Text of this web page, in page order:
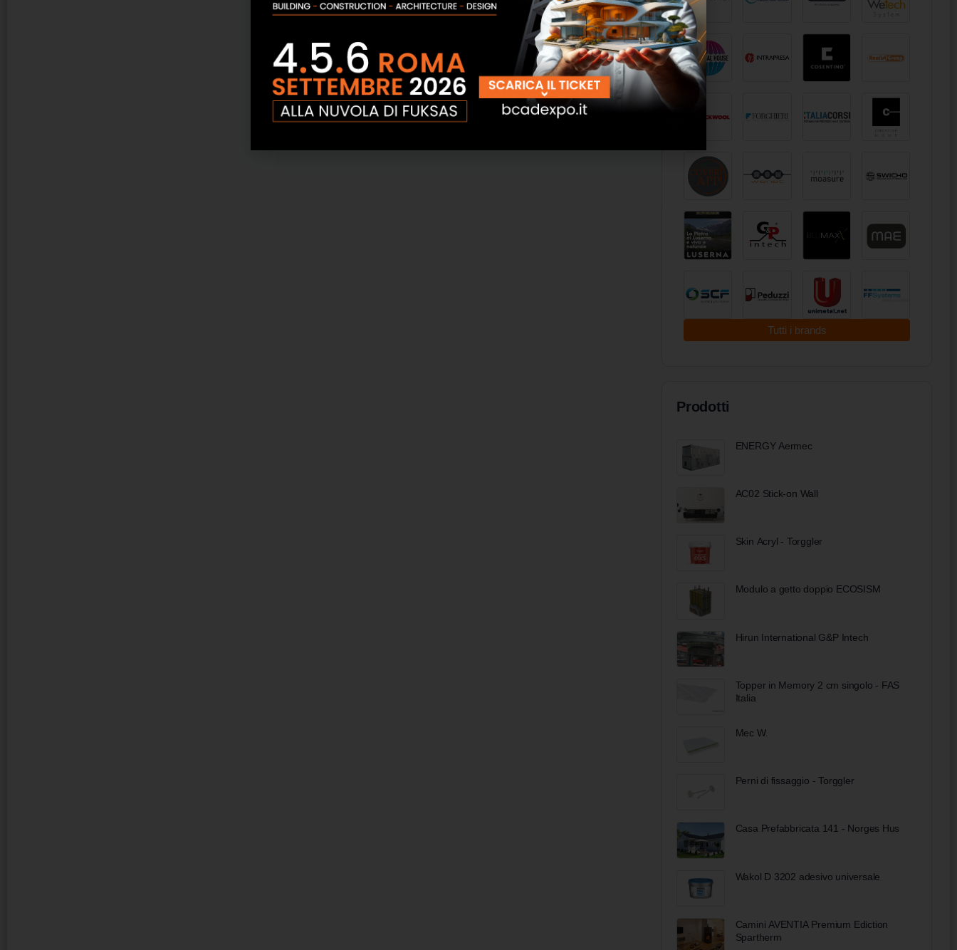
Tutti i brands
Prodotti
ENERGY Aermec
AC02 Stick-on Wall
Skin Acryl - Torggler
Modulo a getto doppio ECOSISM
Hirun International G&P Intech
Topper in Memory 2 cm singolo - FAS
Italia
Mec W.
Perni di fissaggio - Torggler
Casa Prefabbricata 141 - Norges Hus
Wakol D 3202 adesivo universale
Camini AVENTIA Premium Ediction
Spartherm